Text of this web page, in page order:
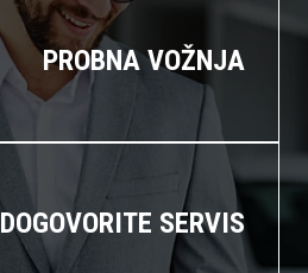
PROBNA VOŽNJA
DOGOVORITE SERVIS